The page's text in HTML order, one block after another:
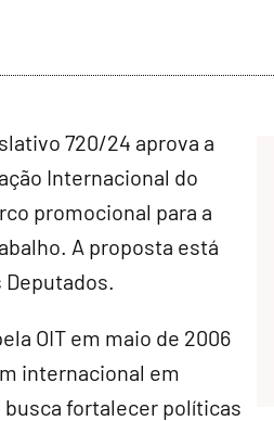
720/24 aprova a
Internacional do
promocional para a
A proposta está
Deputados.
OIT em maio de 2006
internacional em
fortalecer políticas